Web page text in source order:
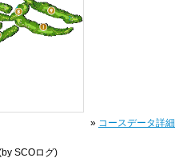
» コースデータ詳細
SCOログ)